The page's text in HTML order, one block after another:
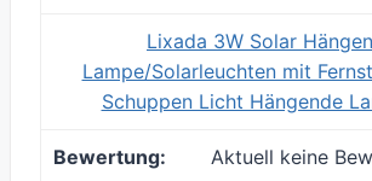
Lixada 3W Solar
Lampe/Solarleuchten mit
Schuppen Licht Hängende
Aktuell keine